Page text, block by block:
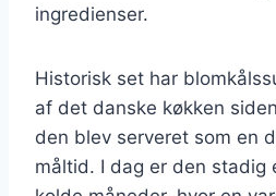
ingredienser.
Historisk set har
af det danske køkken
den blev serveret som en
måltid. I dag er den